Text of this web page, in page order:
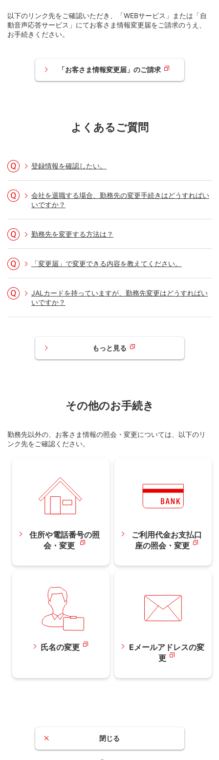
「お届け情報の変更」を押す
STEP 4. 変更理由を選択し、「お勤め先・学
校の変更」を押す
以下のリンク先をご確認いただき、「WEBサービス」または「自
動音声応答サービス」にてお客さま情報変更届をご請求のうえ、
お手続きください。
「お客さま情報変更届」のご請求
よくあるご質問
登録情報を確認したい。
会社を退職する場合、勤務先の変更手続きはどうすればい
いですか？
勤務先を変更する方法は？
「変更届」で変更できる内容を教えてください。
JALカードを持っていますが、勤務先変更はどうすればい
いですか？
もっと見る
その他のお手続き
勤務先以外の、お客さま情報の照会・変更については、以下のリ
ンク先をご確認ください。
住所や電話番号の照
会・変更
ご利用代金お支払口
座の照会・変更
氏名の変更
Eメールアドレスの変
更
閉じる